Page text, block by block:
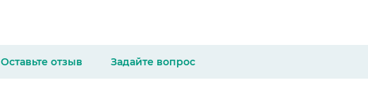
Оставьте отзыв Задайте вопрос